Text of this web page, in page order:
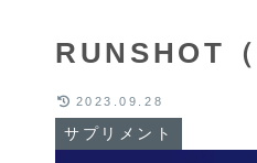
RUNSHOT
サプリメント
2023.09.28